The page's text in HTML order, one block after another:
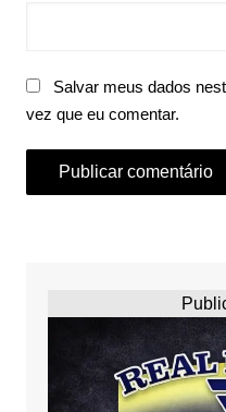
Salvar meus dados
vez que eu comentar.